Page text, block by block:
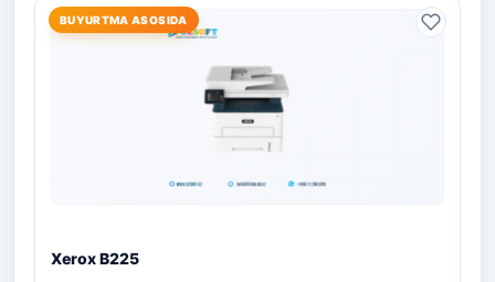
BUYURTMA ASOSIDA
Xerox B225